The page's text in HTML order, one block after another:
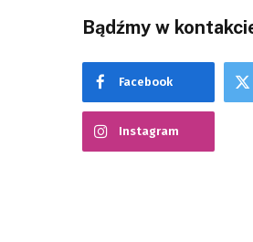
Bądźmy w
Facebook
Instagram